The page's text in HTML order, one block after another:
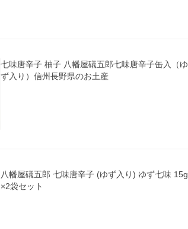
七味唐辛子 柚子 八幡屋礒五郎七味唐辛子缶入（ゆ
ず入り）信州長野県のお土産
八幡屋礒五郎 七味唐辛子 (ゆず入り) ゆず七味 15g
×2袋セット